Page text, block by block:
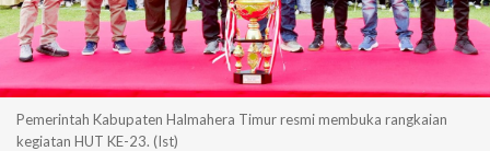
Pemerintah Kabupaten Halmahera Timur resmi membuka rangkaian
kegiatan HUT KE-23. (Ist)